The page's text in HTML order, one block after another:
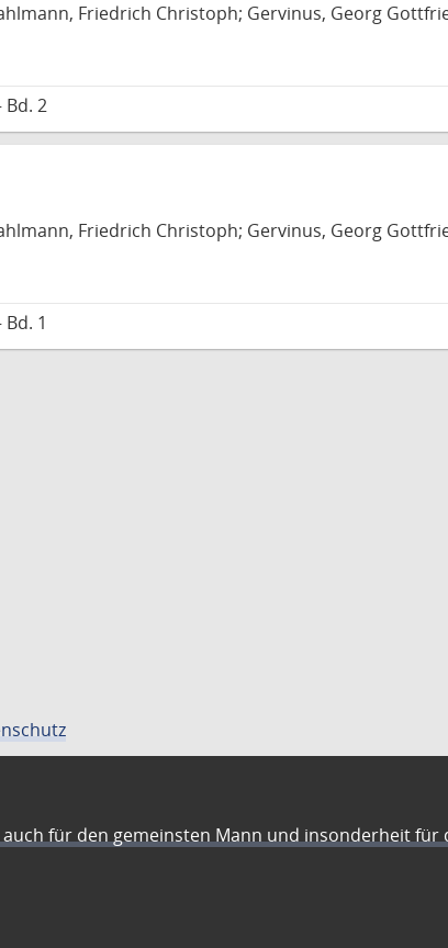
Friedrich Christoph; Gervinus, Georg
2
Friedrich Christoph; Gervinus, Georg
1
für den gemeinsten Mann und insonderheit